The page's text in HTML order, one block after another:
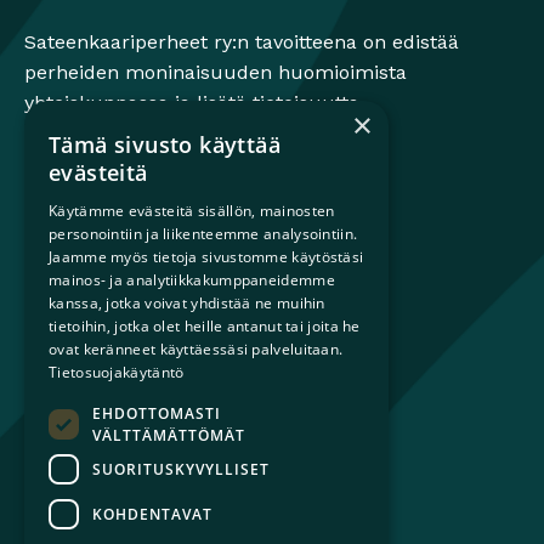
Sateenkaariperheet ry:n tavoitteena on edistää
perheiden moninaisuuden huomioimista
yhteiskunnassa ja lisätä tietoisuutta
sateenkaariperheistä.
Mikä on sateenkaariperhe?
Perheestä haaveileville
Lapsiperheille
Ammattilaisille
Päättäjille
Ajankohtaista
Tilaa uutiskirje
Lahjoita
Liity jäseneksi
×
Tämä sivusto käyttää
evästeitä
Käytämme evästeitä sisällön, mainosten
personointiin ja liikenteemme analysointiin.
Jaamme myös tietoja sivustomme käytöstäsi
mainos- ja analytiikkakumppaneidemme
kanssa, jotka voivat yhdistää ne muihin
tietoihin, jotka olet heille antanut tai joita he
ovat keränneet käyttäessäsi palveluitaan.
Tietosuojakäytäntö
EHDOTTOMASTI
VÄLTTÄMÄTTÖMÄT
SUORITUSKYVYLLISET
KOHDENTAVAT